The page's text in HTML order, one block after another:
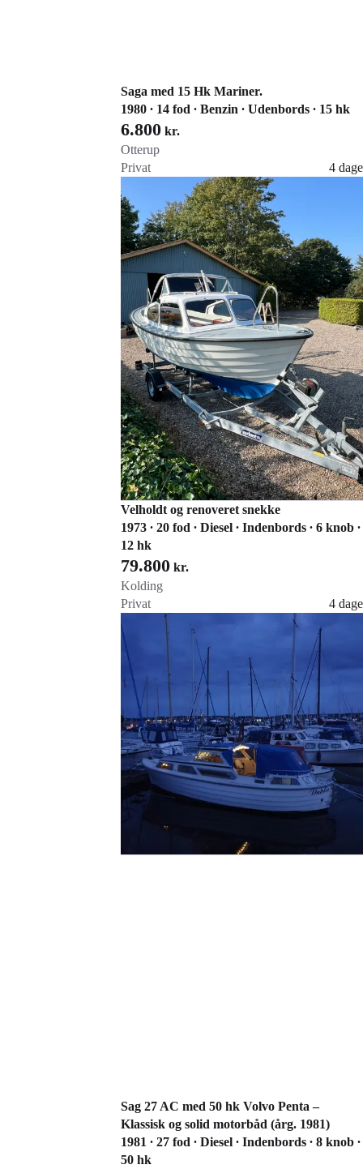
Saga med 15 Hk Mariner.
1980 ∙ 14 fod ∙ Benzin ∙ Udenbords ∙ 15 hk
6.800 kr.
Otterup
Privat
4 dage
Føj til favoritter
Gå til annoncen
Velholdt og renoveret snekke
1973 ∙ 20 fod ∙ Diesel ∙ Indenbords ∙ 6 knob ∙
12 hk
79.800 kr.
Kolding
Privat
4 dage
Føj til favoritter
Gå til annoncen
Sag 27 AC med 50 hk Volvo Penta –
Klassisk og solid motorbåd (årg. 1981)
1981 ∙ 27 fod ∙ Diesel ∙ Indenbords ∙ 8 knob ∙
50 hk